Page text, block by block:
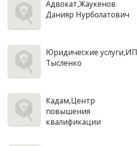
Адвокат,Жаукенов
Данияр Нурболатович
Юридические услуги,ИП
Тысленко
Кадам,Центр
повышения
квалификации